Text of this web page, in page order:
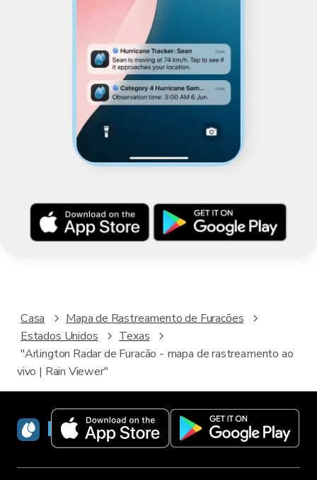
Casa
Mapa de Rastreamento de Furacões
Estados Unidos
Texas
"Arlington Radar de Furacão - mapa de rastreamento ao
vivo | Rain Viewer"
RainViewer